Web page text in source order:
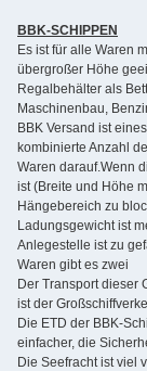
BBK-SCHIPPEN
Es ist für alle Waren
übergroßer Höhe
Regalbehälter als
Maschinenbau,
BBK Versand ist
kombinierte Anzahl
Waren darauf.Wenn
ist (Breite und Höhe
Hängebereich zu
Ladungsgewicht ist
Anlegestelle ist zu
Waren gibt es zwei
Der Transport dieser
ist der
Die ETD der BBK-
einfacher, die
Die Seefracht ist viel